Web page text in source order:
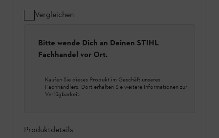
Vergleichen
Bitte wende Dich an Deinen STIHL
Fachhandel vor Ort.
Kaufen Sie dieses Produkt im Geschäft unseres
Fachhändlers. Dort erhalten Sie weitere Informationen zur
Verfügbarkeit.
Produktdetails